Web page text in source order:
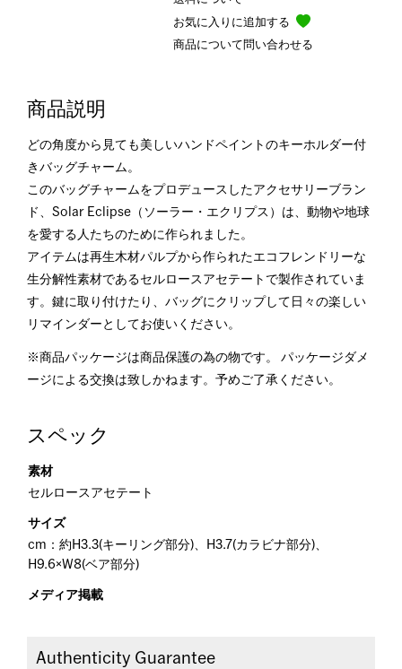
お気に入りに追加する
商品について問い合わせる
商品説明
どの角度から見ても美しいハンドペイントのキーホルダー付
きバッグチャーム。
このバッグチャームをプロデュースしたアクセサリーブラン
ド、Solar Eclipse（ソーラー・エクリプス）は、動物や地球
を愛する人たちのために作られました。
アイテムは再生木材パルプから作られたエコフレンドリーな
生分解性素材であるセルロースアセテートで製作されていま
す。鍵に取り付けたり、バッグにクリップして日々の楽しい
リマインダーとしてお使いください。
※商品パッケージは商品保護の為の物です。 パッケージダメ
ージによる交換は致しかねます。予めご了承ください。
スペック
素材
セルロースアセテート
サイズ
cm：約H3.3(キーリング部分)、H3.7(カラビナ部分)、
H9.6×W8(ベア部分)
メディア掲載
Authenticity Guarantee